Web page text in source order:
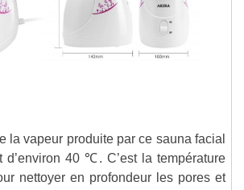
la vapeur produite par ce sauna facial
d’environ 40 ℃. C’est la température
nettoyer en profondeur les pores et